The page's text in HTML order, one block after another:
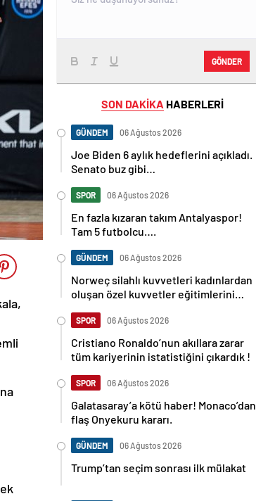
GÖNDER
SON DAKİKA HABERLERİ
GÜNDEM 06 Ağustos 2026
Joe Biden 6 aylık hedeflerini açıkladı.
Senato buz gibi…
SPOR 06 Ağustos 2026
En fazla kızaran takım Antalyaspor!
Tam 5 futbolcu….
GÜNDEM 06 Ağustos 2026
Norweç silahlı kuvvetleri kadınlardan
oluşan özel kuvvetler eğitimlerini
SPOR 06 Ağustos 2026
Cristiano Ronaldo’nun akıllara zarar
tüm kariyerinin istatistiğini çıkardık !
SPOR 06 Ağustos 2026
Galatasaray’a kötü haber! Monaco’dan
flaş Onyekuru kararı.
GÜNDEM 06 Ağustos 2026
Trump’tan seçim sonrası ilk mülakat